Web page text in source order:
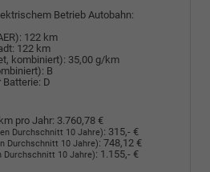
Betrieb Autobahn:
122 km
122 km
kombiniert): 35,00 g/km
B
Batterie: D
pro Jahr: 3.760,78 €
Durchschnitt 10 Jahre): 315,- €
Durchschnitt 10 Jahre): 748,12 €
Durchschnitt 10 Jahre): 1.155,- €